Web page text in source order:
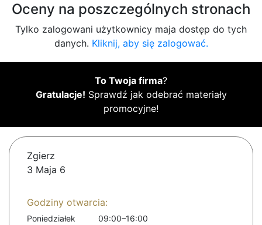
Oceny na poszczególnych stronach
Tylko zalogowani użytkownicy maja dostęp do tych
danych. Kliknij, aby się zalogować.
To Twoja firma?
Gratulacje! Sprawdź jak odebrać materiały
promocyjne!
Zgierz
3 Maja 6
Godziny otwarcia:
Poniedziałek
09:00–16:00